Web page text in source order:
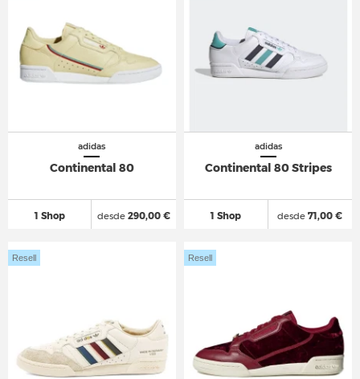
adidas
Continental 80
1 Shop desde290,00 €
adidas
Continental 80 Stripes
1 Shop desde 71,00 €
Resell Resell